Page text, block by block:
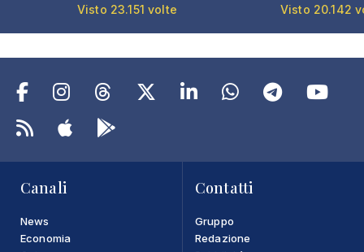
Visto 23.151 volte Visto 20.142
Canali
News
Economia
Contatti
Gruppo
Redazione